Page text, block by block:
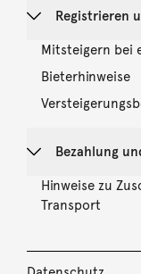
Registrieren
Mitsteigern bei
Bieterhinweise
Bezahlung
Hinweise zu
Transport